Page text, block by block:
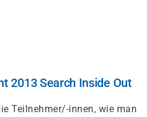
2013 Search Inside Out
Teilnehmer/-innen, wie man